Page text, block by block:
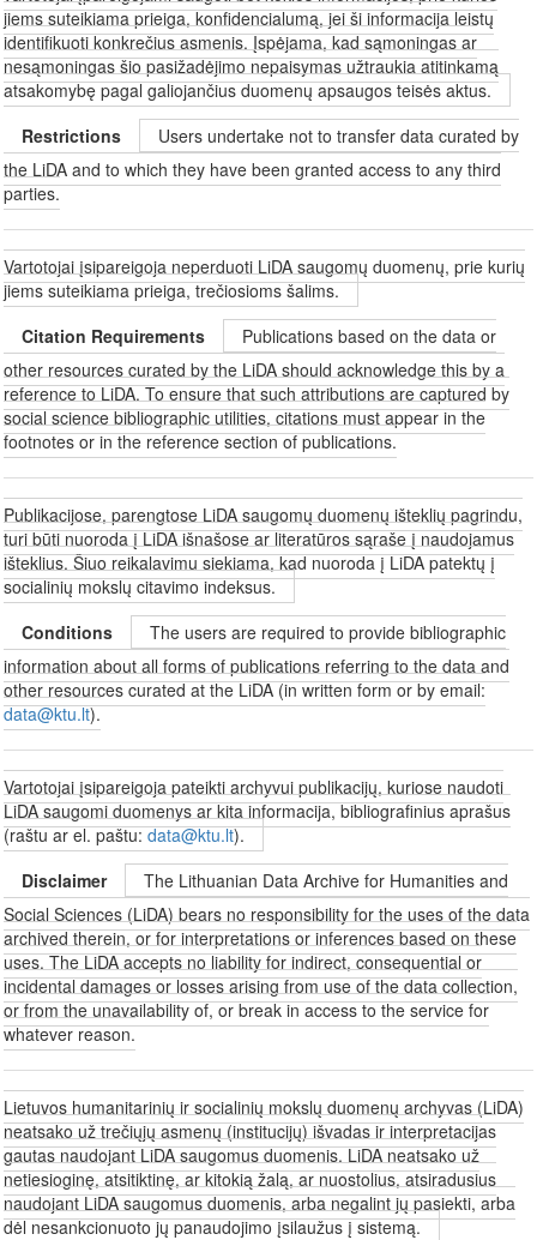
jiems suteikiama prieiga, konfidencialumą, jei ši informacija leistų
identifikuoti konkrečius asmenis. Įspėjama, kad sąmoningas ar
nesąmoningas šio pasižadėjimo nepaisymas užtraukia atitinkamą
atsakomybę pagal galiojančius duomenų apsaugos teisės aktus.
Restrictions
Users undertake not to transfer data curated by
the LiDA and to which they have been granted access to any third
parties.
Vartotojai įsipareigoja neperduoti LiDA saugomų duomenų, prie kurių
jiems suteikiama prieiga, trečiosioms šalims.
Citation Requirements
Publications based on the data or
other resources curated by the LiDA should acknowledge this by a
reference to LiDA. To ensure that such attributions are captured by
social science bibliographic utilities, citations must appear in the
footnotes or in the reference section of publications.
Publikacijose, parengtose LiDA saugomų duomenų išteklių pagrindu,
turi būti nuoroda į LiDA išnašose ar literatūros sąraše į naudojamus
išteklius. Šiuo reikalavimu siekiama, kad nuoroda į LiDA patektų į
socialinių mokslų citavimo indeksus.
Conditions
The users are required to provide bibliographic
information about all forms of publications referring to the data and
other resources curated at the LiDA (in written form or by email:
data@ktu.lt).
Vartotojai įsipareigoja pateikti archyvui publikacijų, kuriose naudoti
LiDA saugomi duomenys ar kita informacija, bibliografinius aprašus
(raštu ar el. paštu:data@ktu.lt).
Disclaimer
The Lithuanian Data Archive for Humanities and
Social Sciences (LiDA) bears no responsibility for the uses of the data
archived therein, or for interpretations or inferences based on these
uses. The LiDA accepts no liability for indirect, consequential or
incidental damages or losses arising from use of the data collection,
or from the unavailability of, or break in access to the service for
whatever reason.
Lietuvos humanitarinių ir socialinių mokslų duomenų archyvas (LiDA)
neatsako už trečiųjų asmenų (institucijų) išvadas ir interpretacijas
gautas naudojant LiDA saugomus duomenis. LiDA neatsako už
netiesioginę, atsitiktinę, ar kitokią žalą, ar nuostolius, atsiradusius
naudojant LiDA saugomus duomenis, arba negalint jų pasiekti, arba
dėl nesankcionuoto jų panaudojimo įsilaužus į sistemą.